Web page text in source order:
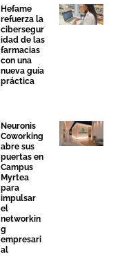
Hefame
refuerza la
cibersegur
idad de las
farmacias
con una
nueva guía
práctica
Neuronis
Coworking
abre sus
puertas en
Campus
Myrtea
para
impulsar
el
networkin
g
empresari
al